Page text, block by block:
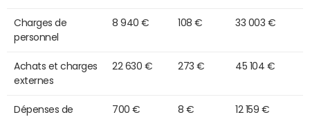
Charges de
personnel
8 940 € 108 € 33 003 €
Achats et charges
externes
22 630 € 273 € 45 104 €
Dépenses de 700 € 8 € 12 159 €